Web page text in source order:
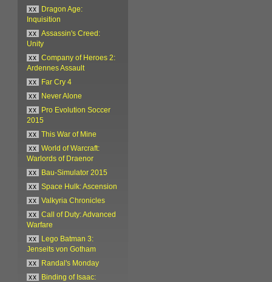
xx
Dragon Age:
Inquisition
xx
Assassin's Creed:
Unity
xx
Company of Heroes 2:
Ardennes Assault
xx
Far Cry 4
xx
Never Alone
xx
Pro Evolution Soccer
2015
xx
This War of Mine
xx
World of Warcraft:
Warlords of Draenor
xx
Bau-Simulator 2015
xx
Space Hulk: Ascension
xx
Valkyria Chronicles
xx
Call of Duty: Advanced
Warfare
xx
Lego Batman 3:
Jenseits von Gotham
xx
Randal's Monday
xx
Binding of Isaac: